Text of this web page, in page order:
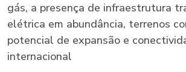
gás, a presença de infraestrutura
elétrica em abundância, terrenos
potencial de expansão e
internacional